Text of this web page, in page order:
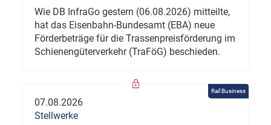
Wie DB InfraGo gestern (06.08.2026) mitteilte,
hat das Eisenbahn-Bundesamt (EBA) neue
Förderbeträge für die Trassenpreisförderung im
Schienengüterverkehr (TraFöG) beschieden.
Rail Business
07.08.2026
Stellwerke